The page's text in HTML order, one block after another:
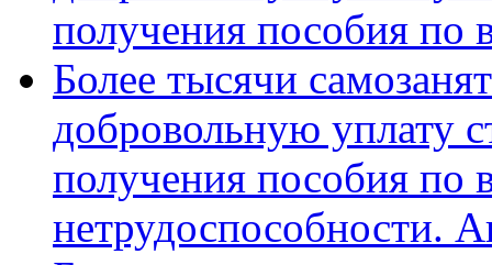
получения пособия по
Более тысячи
добровольную уплату
получения пособия по
нетрудоспособности.